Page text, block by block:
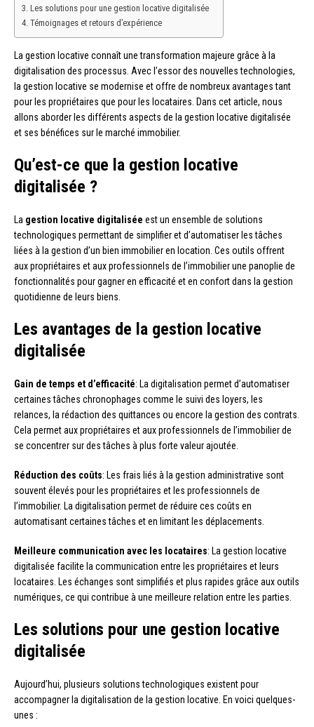
Les solutions pour une gestion locative digitalisée
Témoignages et retours d’expérience
La gestion locative connaît une transformation majeure grâce à la
digitalisation des processus. Avec l’essor des nouvelles technologies,
la gestion locative se modernise et offre de nombreux avantages tant
pour les propriétaires que pour les locataires. Dans cet article, nous
allons aborder les différents aspects de la gestion locative digitalisée
et ses bénéfices sur le marché immobilier.
Qu’est-ce que la gestion locative
digitalisée ?
La gestion locative digitalisée est un ensemble de solutions
technologiques permettant de simplifier et d’automatiser les tâches
liées à la gestion d’un bien immobilier en location. Ces outils offrent
aux propriétaires et aux professionnels de l’immobilier une panoplie de
fonctionnalités pour gagner en efficacité et en confort dans la gestion
quotidienne de leurs biens.
Les avantages de la gestion locative
digitalisée
Gain de temps et d’efficacité: La digitalisation permet d’automatiser
certaines tâches chronophages comme le suivi des loyers, les
relances, la rédaction des quittances ou encore la gestion des contrats.
Cela permet aux propriétaires et aux professionnels de l’immobilier de
se concentrer sur des tâches à plus forte valeur ajoutée.
Réduction des coûts: Les frais liés à la gestion administrative sont
souvent élevés pour les propriétaires et les professionnels de
l’immobilier. La digitalisation permet de réduire ces coûts en
automatisant certaines tâches et en limitant les déplacements.
Meilleure communication avec les locataires: La gestion locative
digitalisée facilite la communication entre les propriétaires et leurs
locataires. Les échanges sont simplifiés et plus rapides grâce aux outils
numériques, ce qui contribue à une meilleure relation entre les parties.
Les solutions pour une gestion locative
digitalisée
Aujourd’hui, plusieurs solutions technologiques existent pour
accompagner la digitalisation de la gestion locative. En voici quelques-
unes :